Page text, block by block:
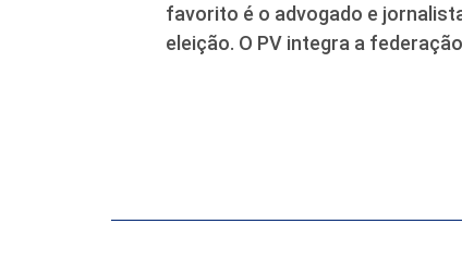
favorito é o advogado e
eleição. O PV integra a